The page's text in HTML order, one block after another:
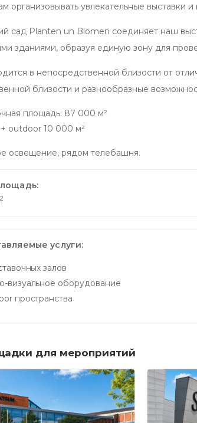
организовывать увлекательные выставки
сад Planten un Blomen соединяет наш
зданиями, образуя единую зону для
в непосредственной близости от
близости и разнообразные
площадь: 87 000 м²
+ outdoor 10 000 м²
освещение, рядом телебашня.
2
услуги:
залов
визуальное оборудование
пространства
для мероприятий